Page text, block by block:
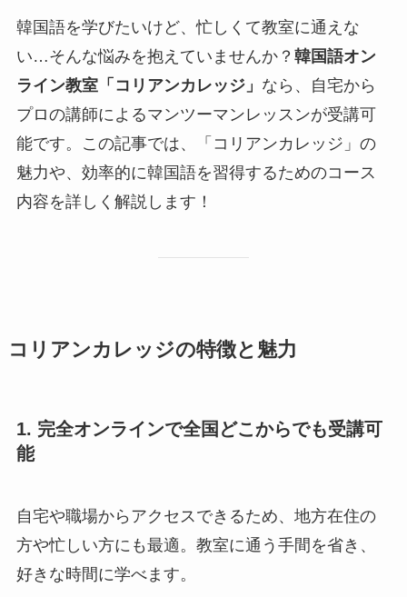
韓国語を学びたいけど、忙しくて教室に通えな
い…そんな悩みを抱えていませんか？ 韓国語オン
ライン教室「コリアンカレッジ」 なら、自宅から
プロの講師によるマンツーマンレッスンが受講可
能です。この記事では、「コリアンカレッジ」の
魅力や、効率的に韓国語を習得するためのコース
内容を詳しく解説します！
コリアンカレッジの特徴と魅力
1. 完全オンラインで全国どこからでも受講可
能
自宅や職場からアクセスできるため、地方在住の
方や忙しい方にも最適。教室に通う手間を省き、
好きな時間に学べます。